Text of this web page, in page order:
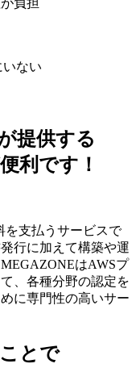
提供する
利です！
を支払うサービスで
行に加えて構築や運
はAWSプ
、各種分野の認定を
に専門性の高いサー
とで